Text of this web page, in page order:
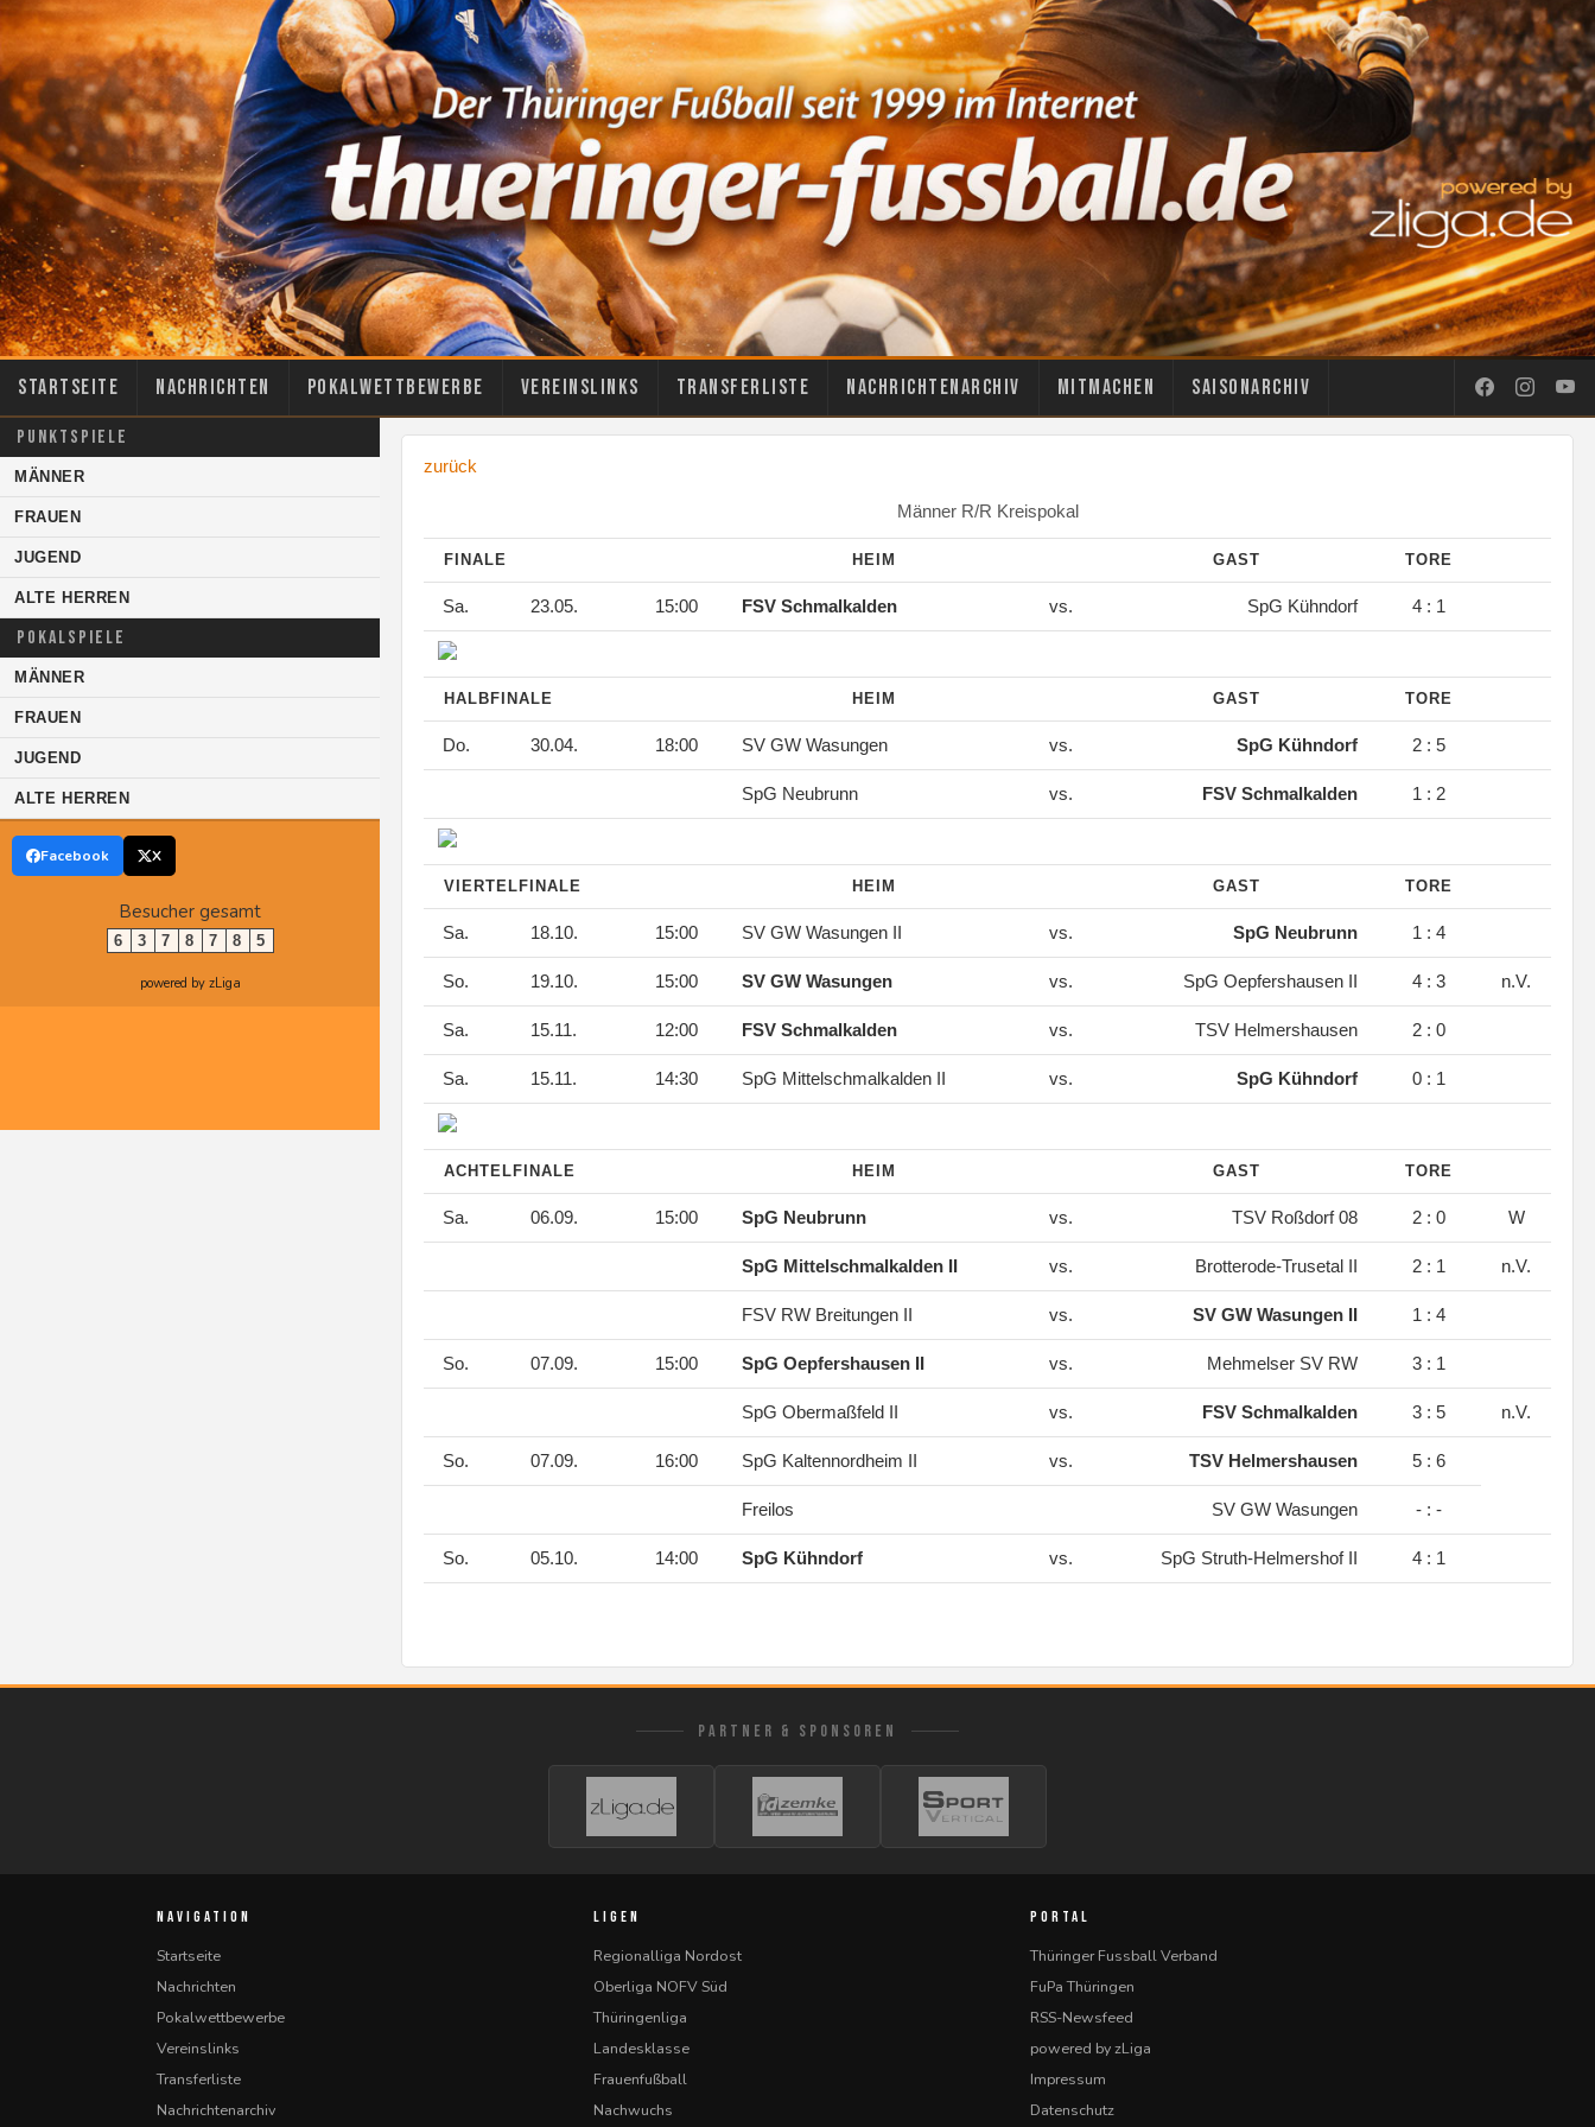
Startseite Nachrichten Pokalwettbewerbe Vereinslinks Transferliste Nachrichtenarchiv Mitmachen Saisonarchiv
PUNKTSPIELE
MÄNNER
FRAUEN
JUGEND
ALTE HERREN
POKALSPIELE
MÄNNER
FRAUEN
JUGEND
ALTE HERREN
Facebook X
Besucher gesamt
6 3 7 8 7 8 5
powered by zLiga
zurück
Männer R/R Kreispokal
FINALE HEIM GAST TORE
Sa. 23.05. 15:00 FSV Schmalkalden vs. SpG Kühndorf 4 : 1
HALBFINALE HEIM GAST TORE
Do. 30.04. 18:00 SV GW Wasungen vs. SpG Kühndorf 2 : 5
SpG Neubrunn vs. FSV Schmalkalden 1 : 2
VIERTELFINALE HEIM GAST TORE
Sa. 18.10. 15:00 SV GW Wasungen II vs. SpG Neubrunn 1 : 4
So. 19.10. 15:00 SV GW Wasungen vs. SpG Oepfershausen II 4 : 3 n.V.
Sa. 15.11. 12:00 FSV Schmalkalden vs. TSV Helmershausen 2 : 0
Sa. 15.11. 14:30 SpG Mittelschmalkalden II vs. SpG Kühndorf 0 : 1
ACHTELFINALE HEIM GAST TORE
Sa. 06.09. 15:00 SpG Neubrunn vs. TSV Roßdorf 08 2 : 0 W
SpG Mittelschmalkalden II vs. Brotterode-Trusetal II 2 : 1 n.V.
FSV RW Breitungen II vs. SV GW Wasungen II 1 : 4
So. 07.09. 15:00 SpG Oepfershausen II vs. Mehmelser SV RW 3 : 1
SpG Obermaßfeld II vs. FSV Schmalkalden 3 : 5 n.V.
So. 07.09. 16:00 SpG Kaltennordheim II vs. TSV Helmershausen 5 : 6
Freilos SV GW Wasungen - : -
So. 05.10. 14:00 SpG Kühndorf vs. SpG Struth-Helmershof II 4 : 1
PARTNER & SPONSOREN
NAVIGATION
Startseite
Nachrichten
Pokalwettbewerbe
Vereinslinks
Transferliste
Nachrichtenarchiv
LIGEN
Regionalliga Nordost
Oberliga NOFV Süd
Thüringenliga
Landesklasse
Frauenfußball
Nachwuchs
PORTAL
Thüringer Fussball Verband
FuPa Thüringen
RSS-Newsfeed
powered by zLiga
Impressum
Datenschutz